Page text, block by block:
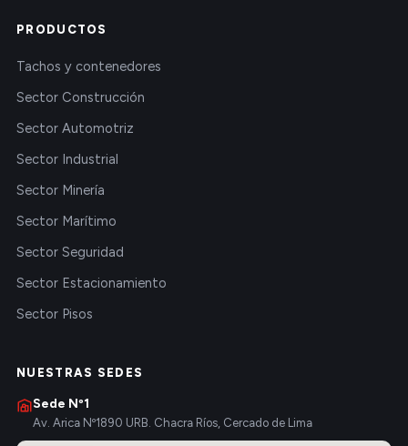
PRODUCTOS
Tachos y contenedores
Sector Construcción
Sector Automotriz
Sector Industrial
Sector Minería
Sector Marítimo
Sector Seguridad
Sector Estacionamiento
Sector Pisos
NUESTRAS SEDES
Sede Nº1
Av. Arica Nº1890 URB. Chacra Ríos, Cercado de Lima